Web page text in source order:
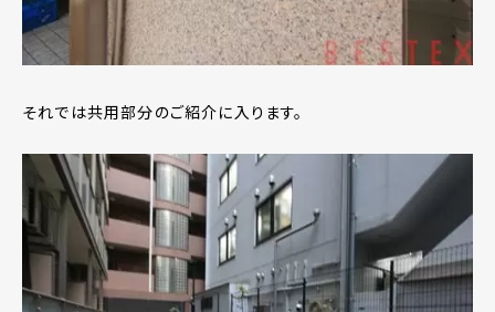
それでは共用部分のご紹介に入ります。